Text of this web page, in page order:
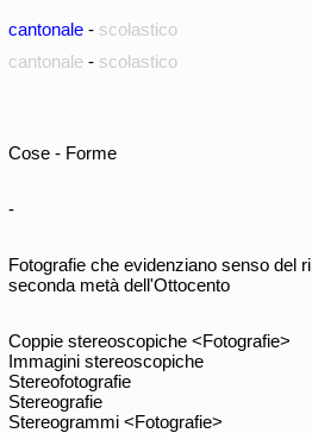
cantonale - scolastico
cantonale - scolastico
Cose - Forme
-
Fotografie che evidenziano senso del
seconda metà dell'Ottocento
Coppie stereoscopiche <Fotografie>
Immagini stereoscopiche
Stereofotografie
Stereografie
Stereogrammi <Fotografie>